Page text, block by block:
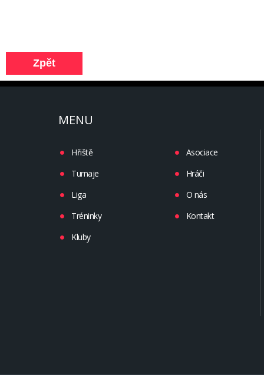
MENU
Hřiště
Turnaje
Liga
Tréninky
Kluby
Asociace
Hráči
O nás
Kontakt